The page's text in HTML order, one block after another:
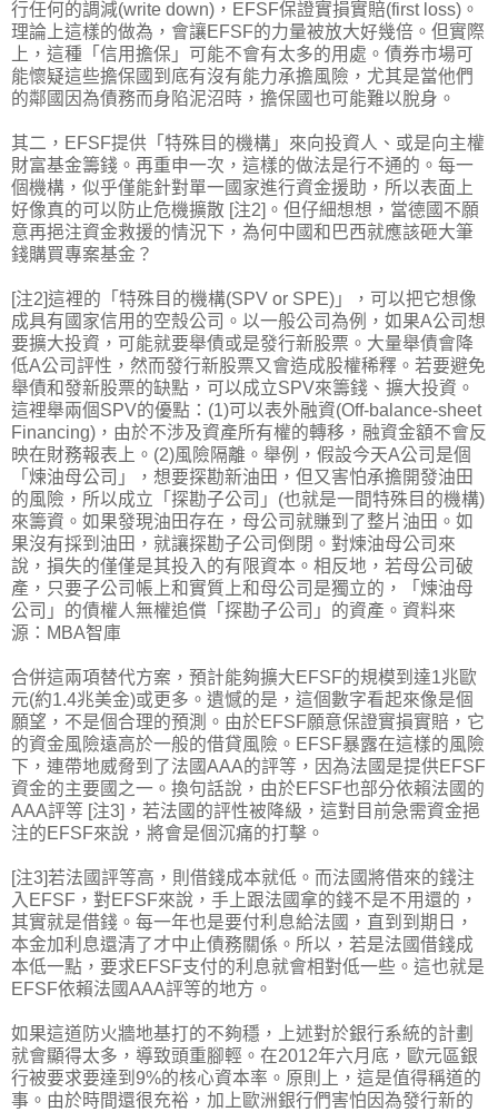
行任何的調減(write down)，EFSF保證實損實賠(first loss)。
理論上這樣的做為，會讓EFSF的力量被放大好幾倍。但實際
上，這種「信用擔保」可能不會有太多的用處。債券市場可
能懷疑這些擔保國到底有沒有能力承擔風險，尤其是當他們
的鄰國因為債務而身陷泥沼時，擔保國也可能難以脫身。
其二，EFSF提供「特殊目的機構」來向投資人、或是向主權
財富基金籌錢。再重申一次，這樣的做法是行不通的。每一
個機構，似乎僅能針對單一國家進行資金援助，所以表面上
好像真的可以防止危機擴散 [注2]。但仔細想想，當德國不願
意再挹注資金救援的情況下，為何中國和巴西就應該砸大筆
錢購買專案基金？
[注2]這裡的「特殊目的機構(SPV or SPE)」，可以把它想像
成具有國家信用的空殼公司。以一般公司為例，如果A公司想
要擴大投資，可能就要舉債或是發行新股票。大量舉債會降
低A公司評性，然而發行新股票又會造成股權稀釋。若要避免
舉債和發新股票的缺點，可以成立SPV來籌錢、擴大投資。
這裡舉兩個SPV的優點：(1)可以表外融資(Off-balance-sheet
Financing)，由於不涉及資產所有權的轉移，融資金額不會反
映在財務報表上。(2)風險隔離。舉例，假設今天A公司是個
「煉油母公司」，想要探勘新油田，但又害怕承擔開發油田
的風險，所以成立「探勘子公司」(也就是一間特殊目的機構)
來籌資。如果發現油田存在，母公司就賺到了整片油田。如
果沒有採到油田，就讓探勘子公司倒閉。對煉油母公司來
說，損失的僅僅是其投入的有限資本。相反地，若母公司破
產，只要子公司帳上和實質上和母公司是獨立的，「煉油母
公司」的債權人無權追償「探勘子公司」的資產。資料來
源：MBA智庫
合併這兩項替代方案，預計能夠擴大EFSF的規模到達1兆歐
元(約1.4兆美金)或更多。遺憾的是，這個數字看起來像是個
願望，不是個合理的預測。由於EFSF願意保證實損實賠，它
的資金風險遠高於一般的借貸風險。EFSF暴露在這樣的風險
下，連帶地威脅到了法國AAA的評等，因為法國是提供EFSF
資金的主要國之一。換句話說，由於EFSF也部分依賴法國的
AAA評等 [注3]，若法國的評性被降級，這對目前急需資金挹
注的EFSF來說，將會是個沉痛的打擊。
[注3]若法國評等高，則借錢成本就低。而法國將借來的錢注
入EFSF，對EFSF來說，手上跟法國拿的錢不是不用還的，
其實就是借錢。每一年也是要付利息給法國，直到到期日，
本金加利息還清了才中止債務關係。所以，若是法國借錢成
本低一點，要求EFSF支付的利息就會相對低一些。這也就是
EFSF依賴法國AAA評等的地方。
如果這道防火牆地基打的不夠穩，上述對於銀行系統的計劃
就會顯得太多，導致頭重腳輕。在2012年六月底，歐元區銀
行被要求要達到9%的核心資本率。原則上，這是值得稱道的
事。由於時間還很充裕，加上歐洲銀行們害怕因為發行新的